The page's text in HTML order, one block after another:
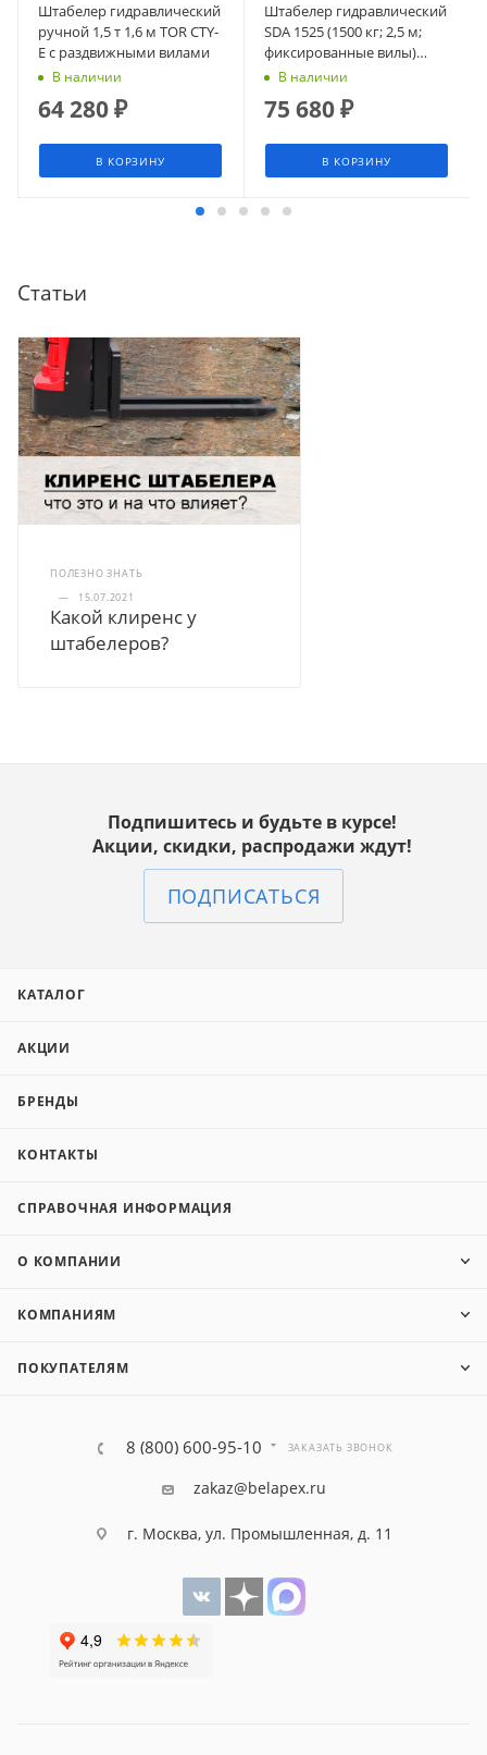
Штабелер гидравлический
ручной 1,5 т 1,6 м TOR CTY-
E с раздвижными вилами
В наличии
64 280₽
В КОРЗИНУ
Штабелер гидравлический
SDA 1525 (1500 кг; 2,5 м;
фиксированные вилы)
СМАРТЛИФТ (SMARTLIFT)
В наличии
75 680₽
В КОРЗИНУ
Статьи
ПОЛЕЗНО ЗНАТЬ
—
15.07.2021
Какой клиренс у
штабелеров?
Подпишитесь и будьте в курсе!
Акции, скидки, распродажи ждут!
ПОДПИСАТЬСЯ
КАТАЛОГ
АКЦИИ
БРЕНДЫ
КОНТАКТЫ
СПРАВОЧНАЯ ИНФОРМАЦИЯ
О КОМПАНИИ
КОМПАНИЯМ
ПОКУПАТЕЛЯМ
8 (800) 600-95-10 ЗАКАЗАТЬ ЗВОНОК
zakaz@belapex.ru
г. Москва, ул. Промышленная, д. 11